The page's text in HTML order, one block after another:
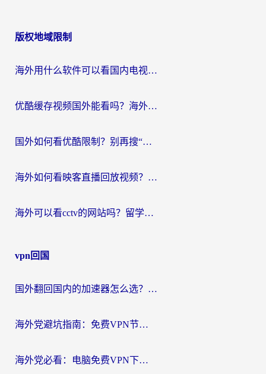
版权地域限制
海外用什么软件可以看国内电视？留学生亲测有效的追剧自由指南
优酷缓存视频国外能看吗？海外党追剧看片的终极解决方案来了
国外如何看优酷限制？别再搜“在日本哪个软件可以看中国电视剧”，这篇教你搞定
海外如何看映客直播回放视频？这份攻略帮你搞定（附腾讯优酷观看技巧）
海外可以看cctv的网站吗？留学生亲测有效的回国追剧方案
vpn回国
国外翻回国内的加速器怎么选？海外党亲测实用指南，告别地域限制
海外党避坑指南：免费VPN节点真的靠谱吗？教你选对回国加速器无缝访问国内资源
海外党必看：电脑免费VPN下载指南+回国加速器选择全攻略，告别地区限制